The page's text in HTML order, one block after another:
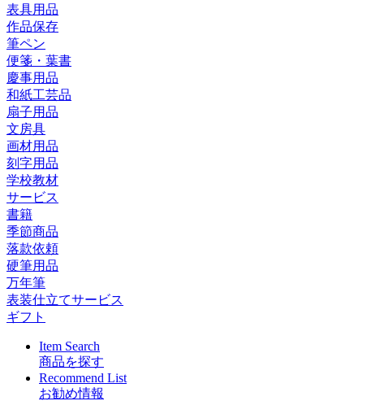
表具用品
作品保存
筆ペン
便箋・葉書
慶事用品
和紙工芸品
扇子用品
文房具
画材用品
刻字用品
学校教材
サービス
書籍
季節商品
落款依頼
硬筆用品
万年筆
表装仕立てサービス
ギフト
Item Search
商品を探す
Recommend List
お勧め情報